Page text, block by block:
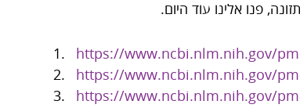
פנו אלינו עוד היום.
https://www.ncbi.nlm.nih.gov/
https://www.ncbi.nlm.nih.gov/
https://www.ncbi.nlm.nih.gov/